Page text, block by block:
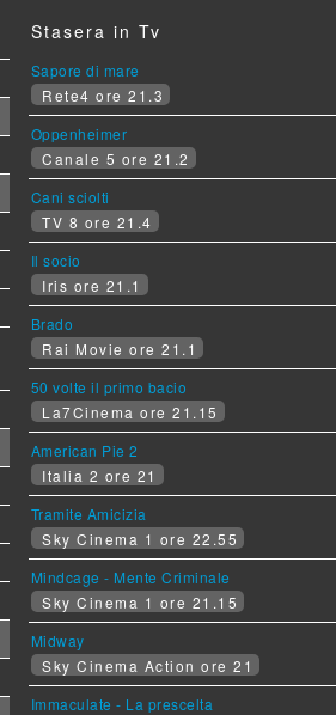
Stasera in Tv
Sapore di mare
Rete4 ore 21.3
Oppenheimer
Canale 5 ore 21.2
Cani sciolti
TV 8 ore 21.4
Il socio
Iris ore 21.1
Brado
Rai Movie ore 21.1
50 volte il primo bacio
La7Cinema ore 21.15
American Pie 2
Italia 2 ore 21
Tramite Amicizia
Sky Cinema 1 ore 22.55
Mindcage - Mente Criminale
Sky Cinema 1 ore 21.15
Midway
Sky Cinema Action ore 21
Immaculate - La prescelta